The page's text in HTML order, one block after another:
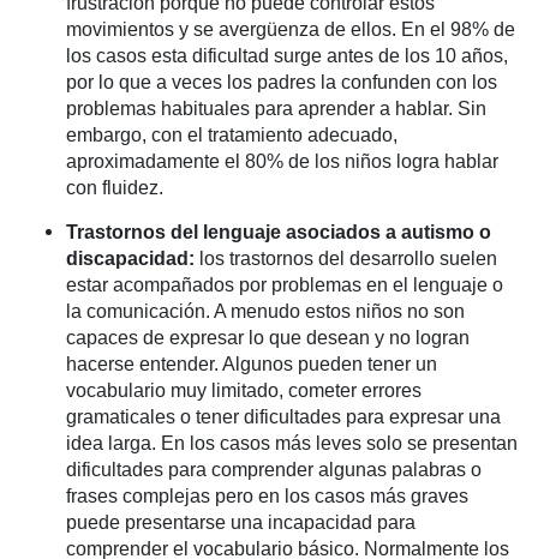
movimientos y se avergüenza de ellos. En el 98% de
los casos esta dificultad surge antes de los 10 años,
por lo que a veces los padres la confunden con los
problemas habituales para aprender a hablar. Sin
embargo, con el tratamiento adecuado,
aproximadamente el 80% de los niños logra hablar
con fluidez.
Trastornos del lenguaje asociados a autismo o
discapacidad: los trastornos del desarrollo suelen
estar acompañados por problemas en el lenguaje o
la comunicación. A menudo estos niños no son
capaces de expresar lo que desean y no logran
hacerse entender. Algunos pueden tener un
vocabulario muy limitado, cometer errores
gramaticales o tener dificultades para expresar una
idea larga. En los casos más leves solo se presentan
dificultades para comprender algunas palabras o
frases complejas pero en los casos más graves
puede presentarse una incapacidad para
comprender el vocabulario básico. Normalmente los